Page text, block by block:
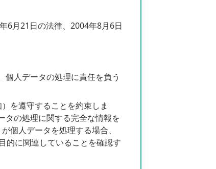
6月21日の法律、2004年8月6日
人データの処理に責任を負う
を遵守することを約束しま
タの処理に関する完全な情報を
人データを処理する場合、
に関連していることを確認す